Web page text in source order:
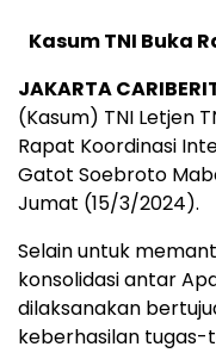
Kasum TNI Buka
JAKARTA
(Kasum) TNI Letjen
Rapat Koordinasi
Gatot Soebroto
Jumat (15/3/2024).
Selain untuk
konsolidasi antar
dilaksanakan
keberhasilan tugas-